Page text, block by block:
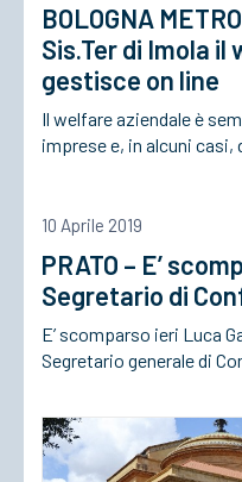
BOLOGNA
Sis.Ter di Imola
gestisce on line
Il welfare aziendale è
imprese e, in alcuni casi,
10 Aprile 2019
PRATO – E’
Segretario di
E’ scomparso ieri Luca
Segretario generale di